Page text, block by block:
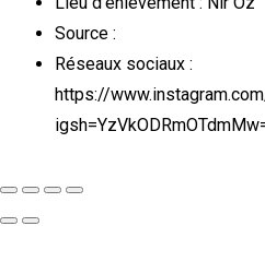
Source :
Réseaux sociaux :
https://